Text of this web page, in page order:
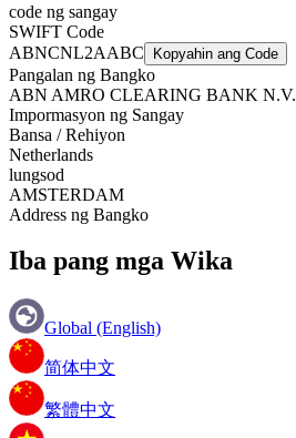
code ng sangay
SWIFT Code
ABNCNL2AABC
Kopyahin ang Code
Pangalan ng Bangko
ABN AMRO CLEARING BANK N.V.
Impormasyon ng Sangay
Bansa / Rehiyon
Netherlands
lungsod
AMSTERDAM
Address ng Bangko
Iba pang mga Wika
Global (English)
简体中文
繁體中文